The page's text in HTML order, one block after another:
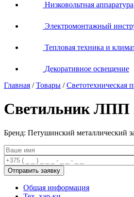
Низковольтная аппаратура
Электромонтажный
Тепловая техника и
Декоративное освещение
Главная /Товары /Светотехническая
Светильник ЛПП
Бренд: Петушинский металлический
Общая информация